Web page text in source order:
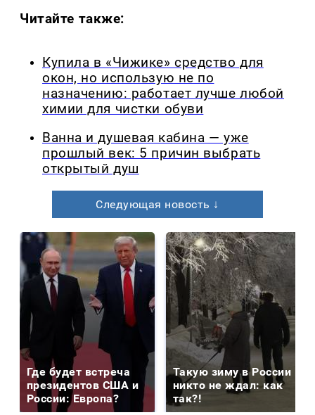
Читайте также:
Купила в «Чижике» средство для
окон, но использую не по
назначению: работает лучше любой
химии для чистки обуви
Ванна и душевая кабина — уже
прошлый век: 5 причин выбрать
открытый душ
Следующая новость ↓
Где будет встреча
президентов США и
России: Европа?
Такую зиму в России
никто не ждал: как
так?!